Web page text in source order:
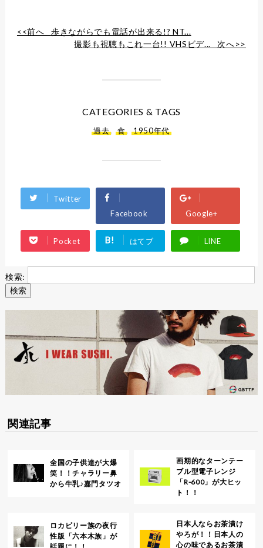
<<前へ 歩きながらでも電話が出来る!? NT...
撮影も視聴もこれ一台!! VHSビデ... 次へ>>
CATEGORIES & TAGS
過去 , 食 , 1950年代
Twitter
Facebook
Google+
Pocket B! はてブ LINE
検索:
関連記事
全国の子供達が大爆
笑！！チャラリー鼻
から牛乳♪嘉門タツオ
画期的なターンテー
ブル型電子レンジ
「R-600」が大ヒッ
ト！！
ロカビリー族の夜行
性版「六本木族」が
日本人ならお茶漬け
やろが！！日本人の
心の味であるお茶漬